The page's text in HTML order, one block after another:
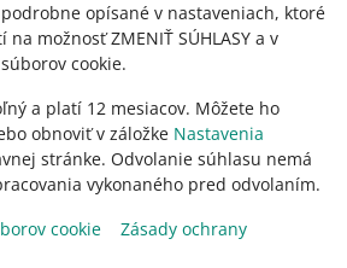
opísané v nastaveniach, ktoré
možnosť ZMENIŤ SÚHLASY a v
cookie.
a platí 12 mesiacov. Môžete ho
obnoviť v záložke Nastavenia
stránke. Odvolanie súhlasu nemá
vykonaného pred odvolaním.
cookie
Zásady ochrany